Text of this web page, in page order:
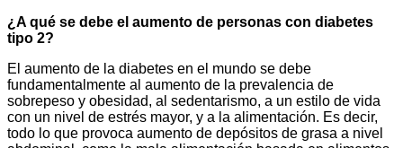
¿A qué se debe el aumento de personas con diabetes
tipo 2?
El aumento de la diabetes en el mundo se debe
fundamentalmente al aumento de la prevalencia de
sobrepeso y obesidad, al sedentarismo, a un estilo de vida
con un nivel de estrés mayor, y a la alimentación. Es decir,
todo lo que provoca aumento de depósitos de grasa a nivel